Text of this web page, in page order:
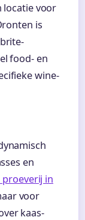
locatie voor
is
food- en
wine-
en
proeverij in
voor
kaas-